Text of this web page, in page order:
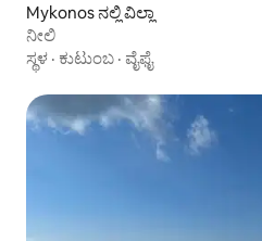
Mykonos ನಲ್ಲಿ ವಿಲ್ಲಾ
ನೀಲಿ
ಸ್ಥಳ · ಕುಟುಂಬ · ವೈಫೈ